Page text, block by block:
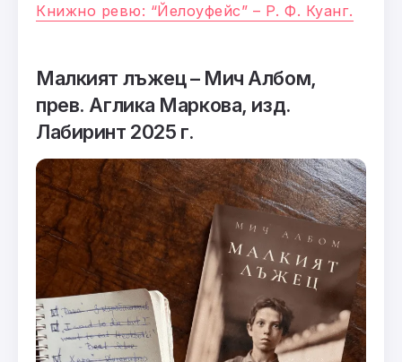
Книжно ревю: “Йелоуфейс” – Р. Ф. Куанг.
Малкият лъжец – Мич Албом,
прев. Аглика Маркова, изд.
Лабиринт 2025 г.